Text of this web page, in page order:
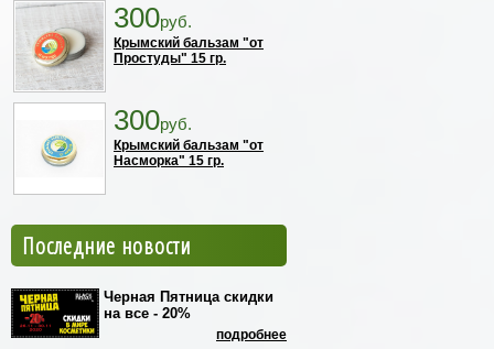
300руб.
Крымский бальзам "от
Простуды" 15 гр.
300руб.
Крымский бальзам "от
Насморка" 15 гр.
Последние новости
Черная Пятница скидки
на все - 20%
подробнее